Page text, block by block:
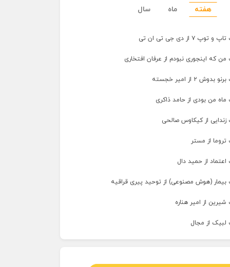
هفته ماه سال
۷ از دی جی تی ان تی
من که اینجوری نبودم از عرفان افتخاری
۲ از امیر خجسته
ماه من بودی از حامد ذاکری
زندایی از کیکاوس صالحی
تروما از مستر
اعتماد از حمید دال
بیمار (هوش مصنوعی) از توحید پیری قراقیه
شیرین از امیر هناره
لبیک از مجال